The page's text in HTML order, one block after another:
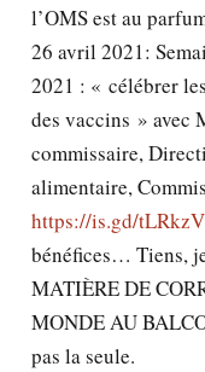
l’OMS est au
26 avril 2021:
2021 : « célébrer
des vaccins » avec
commissaire,
alimentaire,
https://is.gd/tLRkzV
bénéfices… Tiens,
MATIÈRE DE
MONDE AU
pas la seule.